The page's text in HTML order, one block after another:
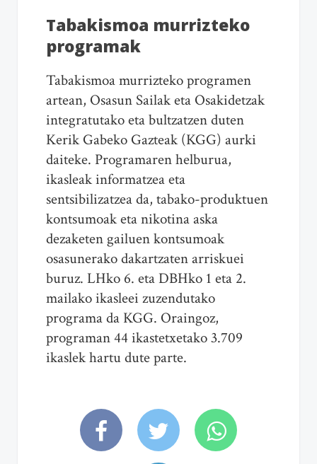
Tabakismoa murrizteko
programak
Tabakismoa murrizteko programen
artean, Osasun Sailak eta Osakidetzak
integratutako eta bultzatzen duten
Kerik Gabeko Gazteak (KGG) aurki
daiteke. Programaren helburua,
ikasleak informatzea eta
sentsibilizatzea da, tabako-produktuen
kontsumoak eta nikotina aska
dezaketen gailuen kontsumoak
osasunerako dakartzaten arriskuei
buruz. LHko 6. eta DBHko 1 eta 2.
mailako ikasleei zuzendutako
programa da KGG. Oraingoz,
programan 44 ikastetxetako 3.709
ikaslek hartu dute parte.